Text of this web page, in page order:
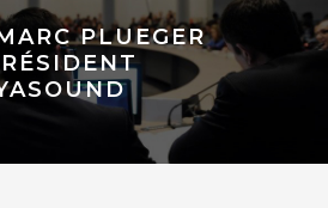
PLUEGER